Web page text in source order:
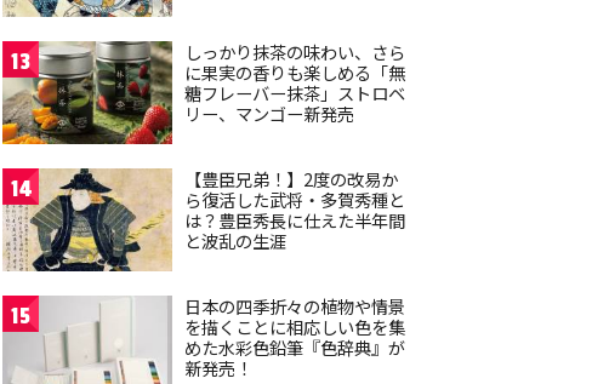
13
しっかり抹茶の味わい、さら
に果実の香りも楽しめる「無
糖フレーバー抹茶」ストロベ
リー、マンゴー新発売
14
【豊臣兄弟！】2度の改易か
ら復活した武将・多賀秀種と
は？豊臣秀長に仕えた半年間
と波乱の生涯
15
日本の四季折々の植物や情景
を描くことに相応しい色を集
めた水彩色鉛筆『色辞典』が
新発売！